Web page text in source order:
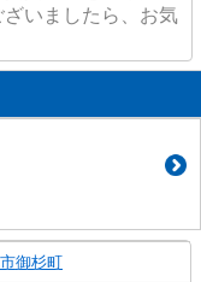
いましたら、お気
御杉町